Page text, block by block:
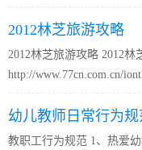
一、调研的背景，目的与
2012林芝旅游攻略
2012林芝旅游攻略 2012林
http://www.77cn.com.cn/
http://www.77cn.com.cn/
http://www.77cn.com.cn/
幼儿教师日常行为规
教职工行为规范 1、热爱